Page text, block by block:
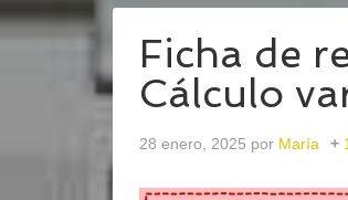
Ficha de
Cálculo
28 enero, 2025 por María